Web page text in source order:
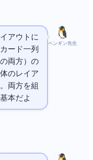
ペンギン先生
イアウトに
ード一列
の両方）の
のレイア
両方を組
本だよ